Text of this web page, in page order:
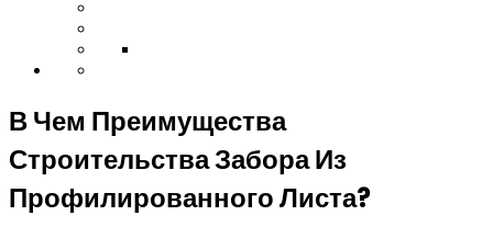
В Чем Преимущества
Строительства Забора Из
Профилированного Листа?